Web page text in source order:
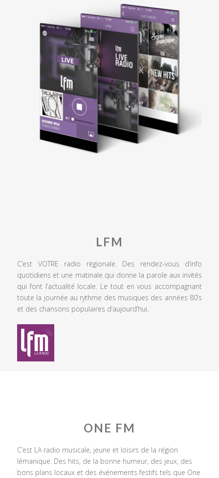
LFM
C’est VOTRE radio régionale. Des rendez-vous d’info
quotidiens et une matinale qui donne la parole aux invités
qui font l’actualité locale. Le tout en vous accompagnant
toute la journée au rythme des musiques des années 80’s
et des chansons populaires d’aujourd’hui.
ONE FM
C’est LA radio musicale, jeune et loisirs de la région
lémanique. Des hits, de la bonne humeur, des jeux, des
bons plans locaux et des événements festifs tels que One